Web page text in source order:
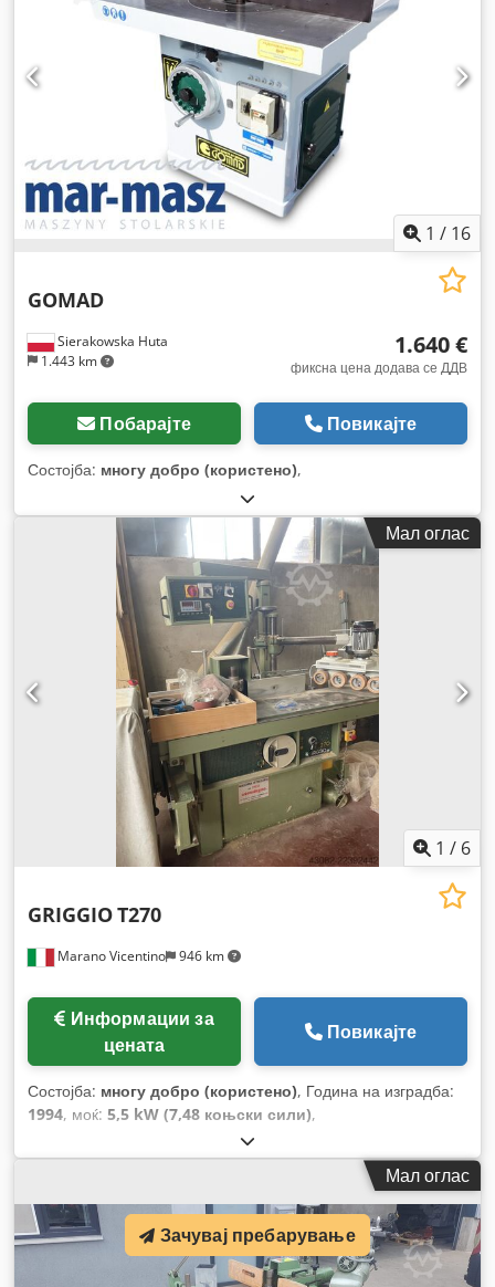
1 / 16
Sierakowska Huta
1.443 km
GOMAD
1.640 €
фиксна цена додава се ДДВ
Побарајте Повикајте
Состојба: многу добро (користено),
Мал оглас
1 / 6
Marano Vicentino 946 km
GRIGGIOT270
цената
Повикајте
Состојба: многу добро (користено), Година на изградба:
1994, моќ: 5,5 kW (7,48 коњски сили),
Мал оглас
Зачувај пребарување